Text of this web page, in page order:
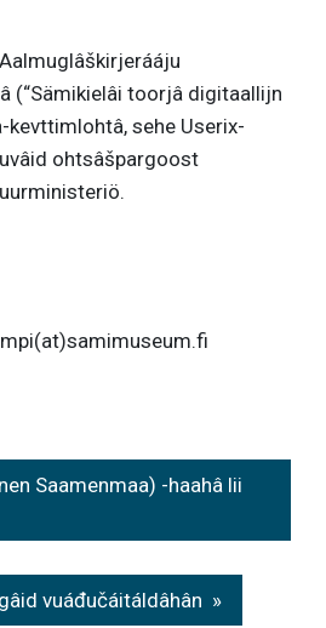
(“Sämikielâi toorjâ digitaallijn
kevttimlohtâ, sehe Userix-
ohtsâšpargoost
Saamenmaa) -haahâ lii
vuáđučáitáldâhân